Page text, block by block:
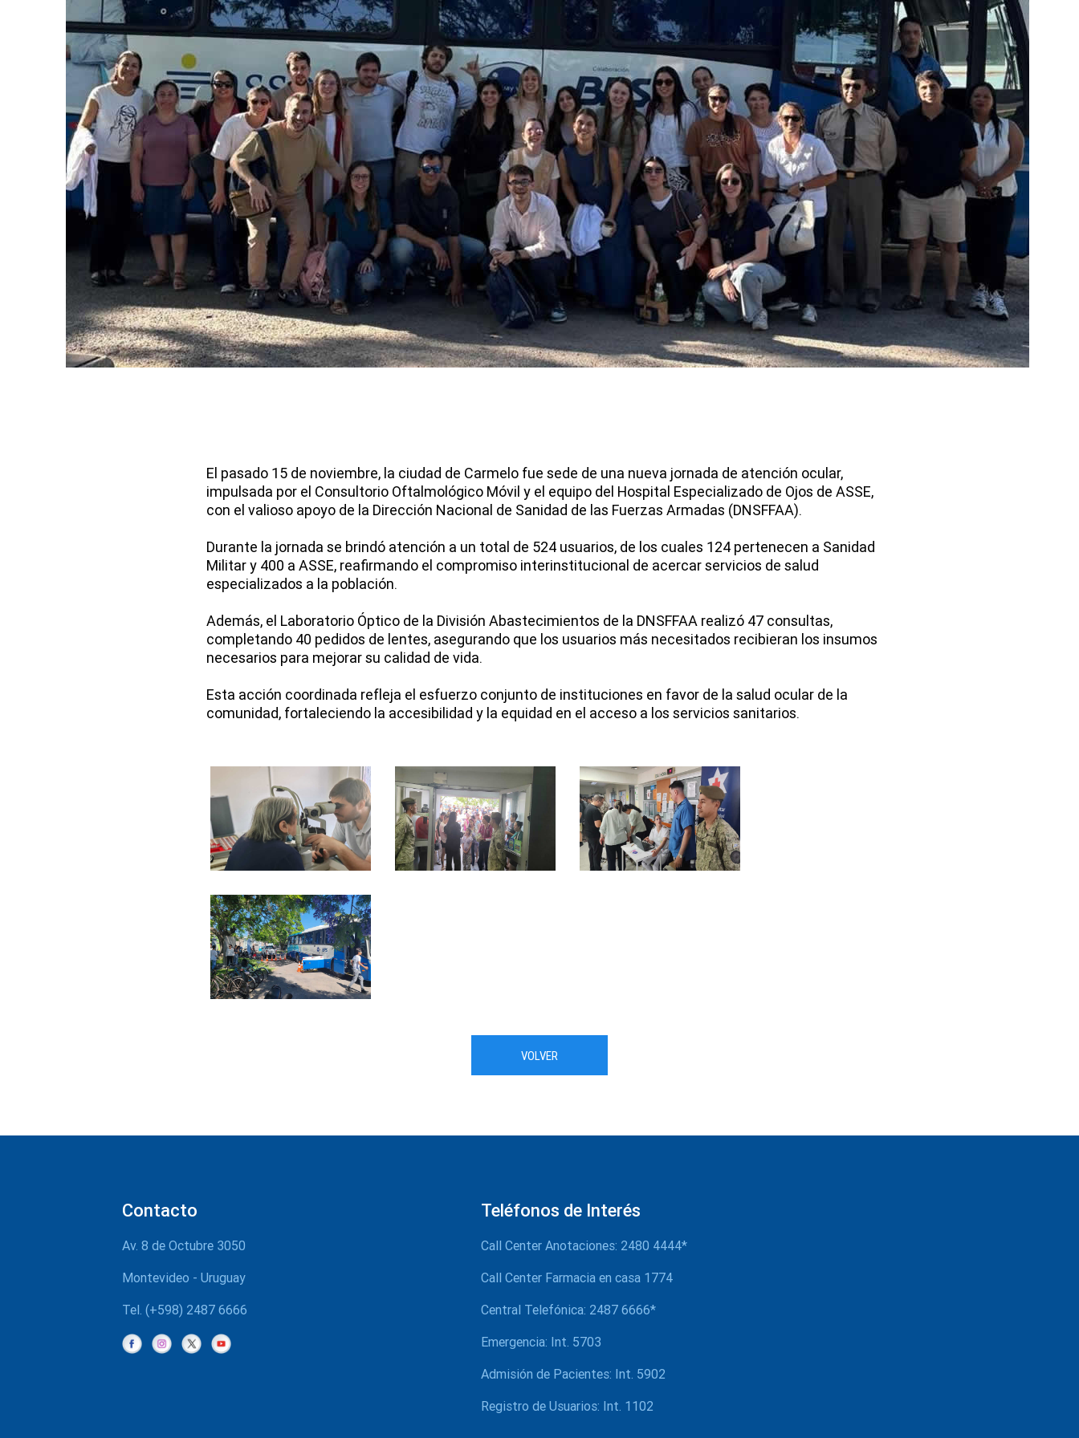
El pasado 15 de noviembre, la ciudad de Carmelo fue sede de una nueva jornada de atención ocular,
impulsada por el Consultorio Oftalmológico Móvil y el equipo del Hospital Especializado de Ojos de ASSE,
con el valioso apoyo de la Dirección Nacional de Sanidad de las Fuerzas Armadas (DNSFFAA).
Durante la jornada se brindó atención a un total de 524 usuarios, de los cuales 124 pertenecen a Sanidad
Militar y 400 a ASSE, reafirmando el compromiso interinstitucional de acercar servicios de salud
especializados a la población.
Además, el Laboratorio Óptico de la División Abastecimientos de la DNSFFAA realizó 47 consultas,
completando 40 pedidos de lentes, asegurando que los usuarios más necesitados recibieran los insumos
necesarios para mejorar su calidad de vida.
Esta acción coordinada refleja el esfuerzo conjunto de instituciones en favor de la salud ocular de la
comunidad, fortaleciendo la accesibilidad y la equidad en el acceso a los servicios sanitarios.
VOLVER
Contacto
Av. 8 de Octubre 3050
Montevideo - Uruguay
Tel. (+598) 2487 6666
Teléfonos de Interés
Call Center Anotaciones: 2480 4444*
Call Center Farmacia en casa 1774
Central Telefónica: 2487 6666*
Emergencia: Int. 5703
Admisión de Pacientes: Int. 5902
Registro de Usuarios: Int. 1102